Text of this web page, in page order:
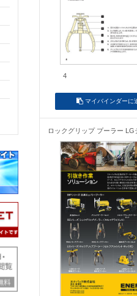
4
マイバインダーに
ロックグリップ プーラー LG